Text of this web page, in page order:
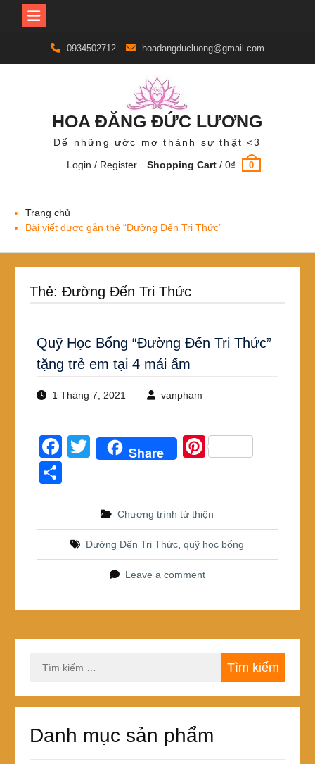
content
0934502712 hoadangducluong@gmail.com
HOA ĐĂNG ĐỨC LƯƠNG
Để những ước mơ thành sự thật <3
Login / Register
Shopping Cart /0₫ 0
Trang chủ
Bài viết được gắn thẻ “Đường Đến Tri Thức”
Thẻ: Đường Đến Tri Thức
Quỹ Học Bổng “Đường Đến Tri Thức”
tặng trẻ em tại 4 mái ấm
1 Tháng 7, 2021 vanpham
F
a
c
b
o
k
T
er
Share
Pi
e
st
h
e
Chương trình từ thiện
Đường Đến Tri Thức ,quỹ học bổng
Leave a comment
kiếm
Danh mục sản phẩm